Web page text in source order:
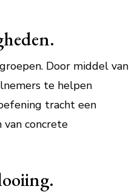
Door middel van
te helpen
tracht een
concrete